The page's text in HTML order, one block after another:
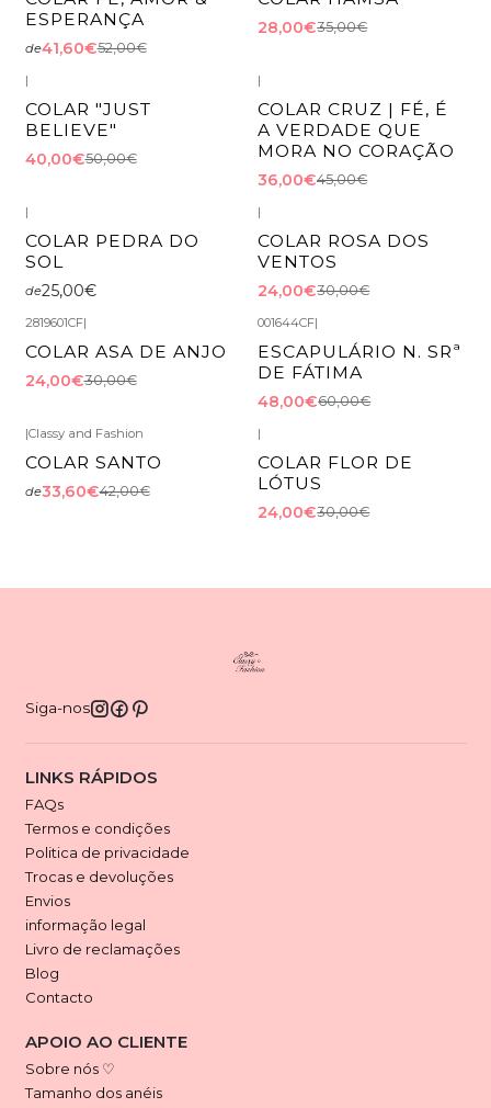
ESPERANÇA
de41,60€52,00€
Esgotado
28,00€35,00€
|
COLAR "JUST
BELIEVE"
40,00€50,00€
|
COLAR CRUZ | FÉ, É
A VERDADE QUE
MORA NO CORAÇÃO
36,00€45,00€
|
COLAR PEDRA DO
SOL
de25,00€
|
COLAR ROSA DOS
VENTOS
24,00€30,00€
2819601CF|
COLAR ASA DE ANJO
24,00€30,00€
001644CF|
ESCAPULÁRIO N. SRª
DE FÁTIMA
48,00€60,00€
|Classy and Fashion
COLAR SANTO
de33,60€42,00€
|
COLAR FLOR DE
LÓTUS
24,00€30,00€
Siga-nos
LINKS RÁPIDOS
FAQs
Termos e condições
Politica de privacidade
Trocas e devoluções
Envios
informação legal
Livro de reclamações
Blog
Contacto
APOIO AO CLIENTE
Sobre nós ♡
Tamanho dos anéis